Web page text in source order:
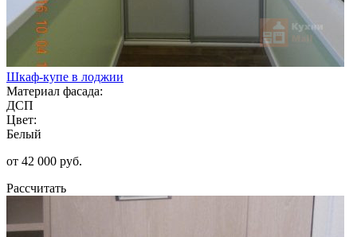
Шкаф-купе в лоджии
Материал фасада:
ДСП
Цвет:
Белый
от 42 000 руб.
Рассчитать